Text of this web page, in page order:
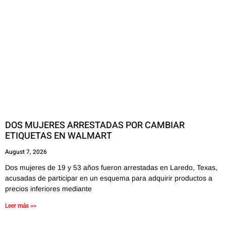
DOS MUJERES ARRESTADAS POR CAMBIAR
ETIQUETAS EN WALMART
August 7, 2026
Dos mujeres de 19 y 53 años fueron arrestadas en Laredo, Texas,
acusadas de participar en un esquema para adquirir productos a
precios inferiores mediante
Leer más >>